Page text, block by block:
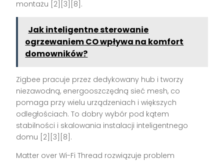
montażu [2][3][8].
Jak inteligentne sterowanie
ogrzewaniem CO wpływa na komfort
domowników?
Zigbee pracuje przez dedykowany hub i tworzy
niezawodną, energooszczędną sieć mesh, co
pomaga przy wielu urządzeniach i większych
odległościach. To dobry wybór pod kątem
stabilności i skalowania instalacji inteligentnego
domu [2][3][8].
Matter over Wi-Fi Thread rozwiązuje problem